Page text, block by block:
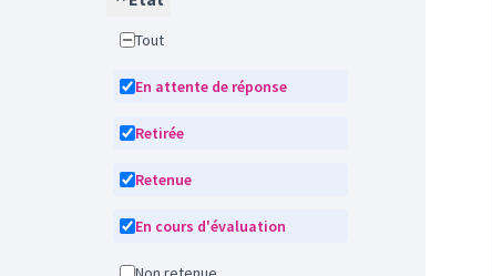
Tout
En attente de réponse
Retirée
Retenue
En cours d'évaluation